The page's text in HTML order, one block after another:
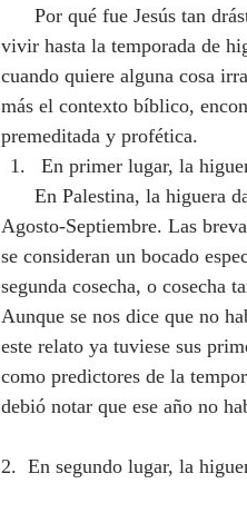
Por qué fue Jesús tan
vivir hasta la temporada de
cuando quiere alguna cosa
más el contexto bíblico,
premeditada y profética.
En primer lugar, la
Agosto-Septiembre. Las
se consideran un bocado
segunda cosecha, o cosecha
Aunque se nos dice que no
este relato ya tuviese sus
como predictores de la
debió notar que ese año no
2.  En segundo lugar, la